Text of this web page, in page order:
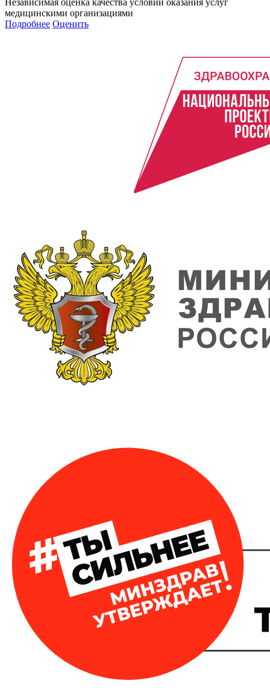
Независимая оценка качества условий оказания услуг
медицинскими организациями
Подробнее Оценить